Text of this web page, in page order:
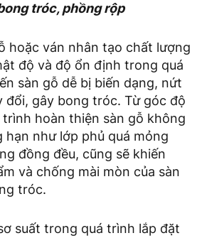
tróc, phồng rộp
hoặc ván nhân tạo chất lượng
độ và độ ổn định trong quá
sàn gỗ dễ bị biến dạng, nứt
đổi, gây bong tróc. Từ góc độ
hoàn thiện sàn gỗ không
hạn như lớp phủ quá mỏng
đồng đều, cũng sẽ khiến
và chống mài mòn của sàn
tróc.
suất trong quá trình lắp đặt